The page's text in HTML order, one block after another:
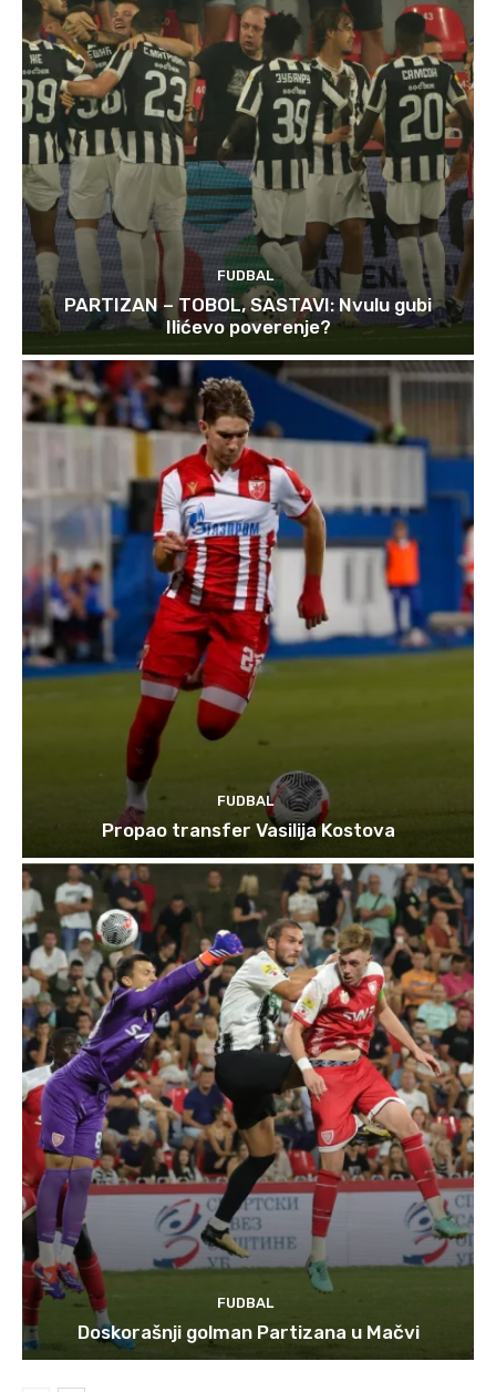
FUDBAL
PARTIZAN – TOBOL, SASTAVI: Nvulu gubi
Ilićevo poverenje?
FUDBAL
Propao transfer Vasilija Kostova
FUDBAL
Doskorašnji golman Partizana u Mačvi